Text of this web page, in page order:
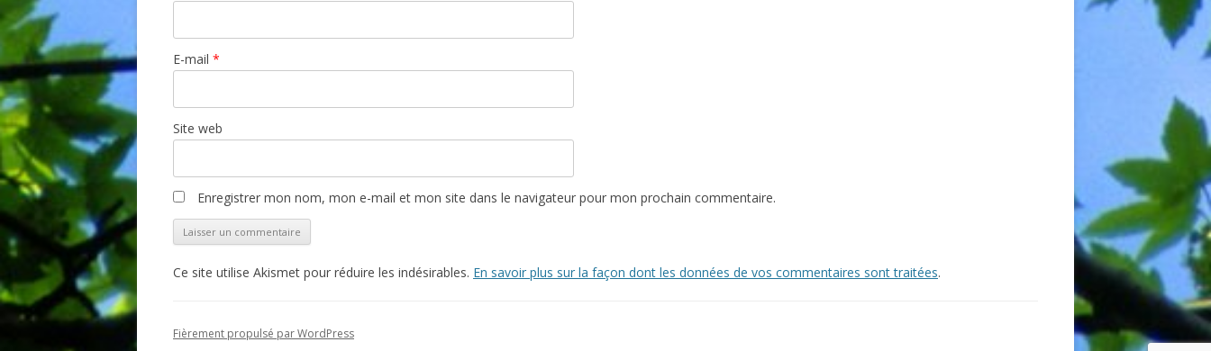
E-mail *
Site web
Enregistrer mon nom, mon e-mail et mon site dans le navigateur pour mon prochain commentaire.
Ce site utilise Akismet pour réduire les indésirables. En savoir plus sur la façon dont les données de vos commentaires sont traitées.
Fièrement propulsé par WordPress